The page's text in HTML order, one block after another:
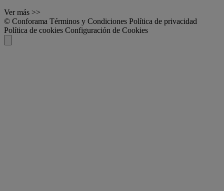
Ver más >>
© Conforama Términos y Condiciones Política de privacidad
Política de cookies Configuración de Cookies